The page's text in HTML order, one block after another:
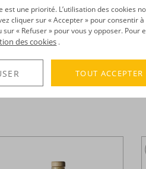
Rhums de Ced Ti Ced -
- Ananas Victoria - 35cl -
+
€TTC
une priorité. L’utilisation des cookies
cliquer sur « Accepter » pour consentir
« Refuser » pour vous y opposer. Pour
des cookies .
TOUT ACCEPTER